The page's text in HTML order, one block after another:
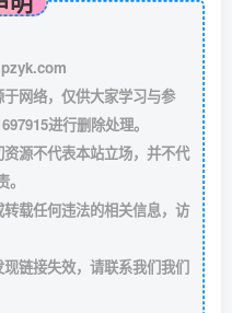
网络，仅供大家学习与参
进行删除处理。
源不代表本站立场，并不代
载任何违法的相关信息，访
链接失效，请联系我们我们